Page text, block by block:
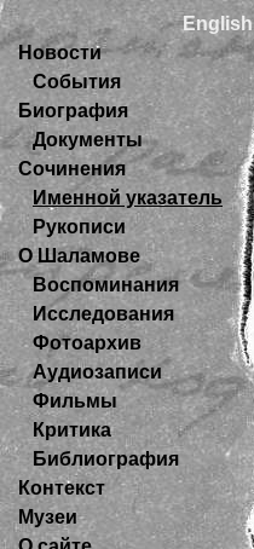
English
Новости
События
Биография
Документы
Сочинения
Именной указатель
Рукописи
О Шаламове
Воспоминания
Исследования
Фотоархив
Аудиозаписи
Фильмы
Критика
Библиография
Контекст
Музеи